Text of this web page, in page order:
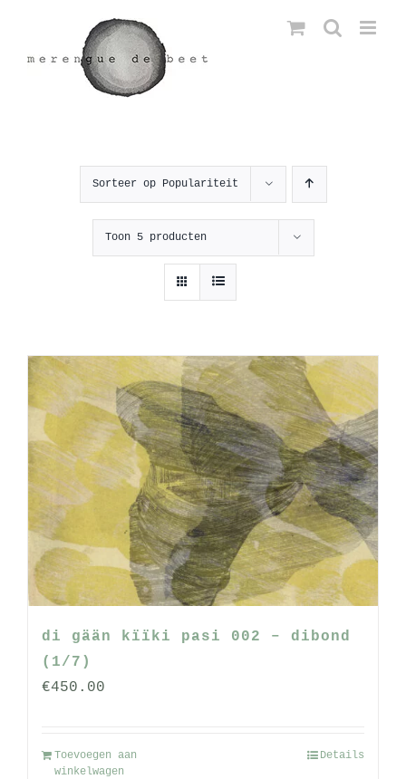
inhoud
Sorteer op Populariteit
Toon 5 producten
di gään kïïki pasi 002 – dibond
(1/7)
€450.00
Toevoegen aan
winkelwagen
Details